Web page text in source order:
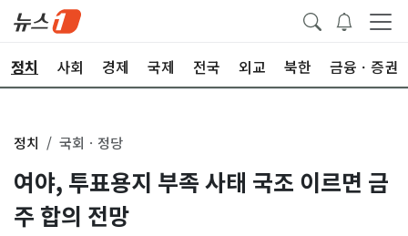
정치 사회 경제 국제 전국 외교 북한 금융ㆍ증권
정치 국회ㆍ정당
여야, 투표용지 부족 사태 국조 이르면 금
주 합의 전망